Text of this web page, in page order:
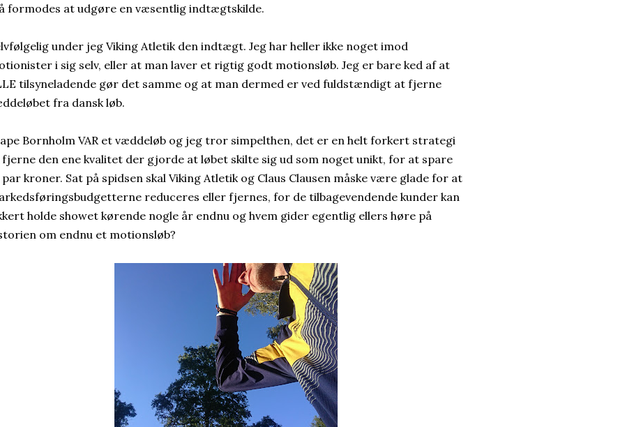
formodes at udgøre en væsentlig indtægtskilde.
under jeg Viking Atletik den indtægt. Jeg har heller ikke noget imod
i sig selv, eller at man laver et rigtig godt motionsløb. Jeg er bare ked af at
tilsyneladende gør det samme og at man dermed er ved fuldstændigt at fjerne
fra dansk løb.
Bornholm VAR et væddeløb og jeg tror simpelthen, det er en helt forkert strategi
fjerne den ene kvalitet der gjorde at løbet skilte sig ud som noget unikt, for at spare
kroner. Sat på spidsen skal Viking Atletik og Claus Clausen måske være glade for at
reduceres eller fjernes, for de tilbagevendende kunder kan
holde showet kørende nogle år endnu og hvem gider egentlig ellers høre på
om endnu et motionsløb?